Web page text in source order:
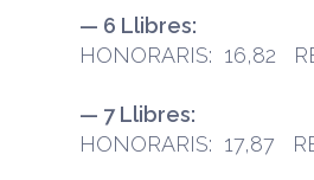
— 6 Llibres:
HONORARIS: 16,82
— 7 Llibres:
HONORARIS: 17,87